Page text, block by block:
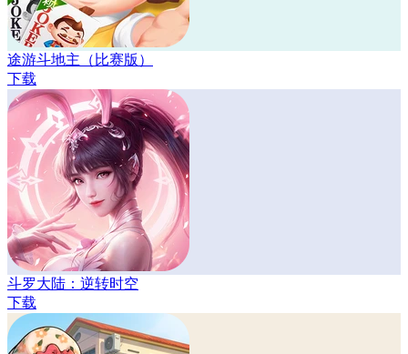
途游斗地主（比赛版）
下载
斗罗大陆：逆转时空
下载